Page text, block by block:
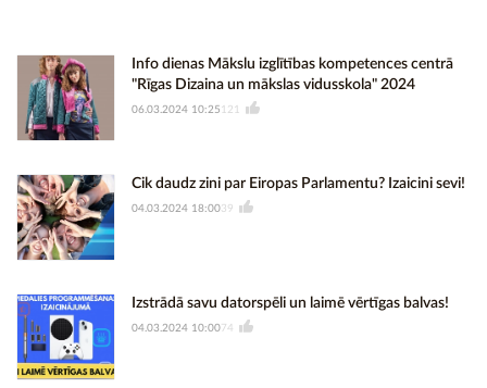
Info dienas Mākslu izglītības kompetences centrā
"Rīgas Dizaina un mākslas vidusskola" 2024
06.03.2024 10:25 121
Cik daudz zini par Eiropas Parlamentu? Izaicini sevi!
04.03.2024 18:0039
Izstrādā savu datorspēli un laimē vērtīgas balvas!
04.03.2024 10:0074